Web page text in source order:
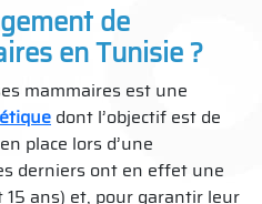
de
en Tunisie ?
mammaires est une
dont l’objectif est de
place lors d’une
derniers ont en effet une
ans) et, pour garantir leur